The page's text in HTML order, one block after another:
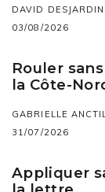
DAVID
03/08/2026
Rouler
la Côte-
GABRIELLE ANCTIL
31/07/2026
Appliquer